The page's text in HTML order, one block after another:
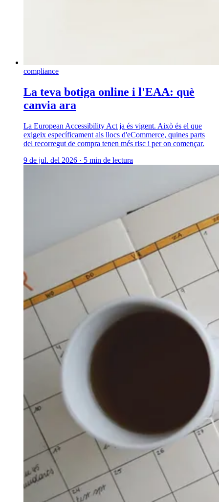
compliance
La teva botiga online i l'EAA: què
canvia ara
La European Accessibility Act ja és vigent. Això és el que
exigeix específicament als llocs d'eCommerce, quines parts
del recorregut de compra tenen més risc i per on començar.
9 de jul. del 2026 · 5 min de lectura